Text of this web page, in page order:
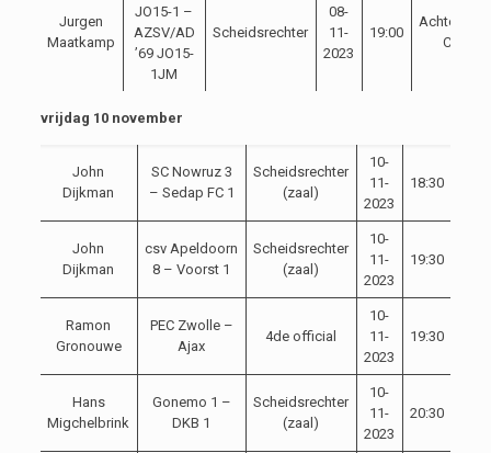
Jurgen
Maatkamp
JO15-1 –
AZSV/AD
’69 JO15-
1JM
Scheidsrechter
08-
11-
2023
19:00
Cup
vrijdag 10 november
John
Dijkman
SC Nowruz 3
– Sedap FC 1
Scheidsrechter
(zaal)
10-
11-
2023
18:30
John
Dijkman
csv Apeldoorn
8 – Voorst 1
Scheidsrechter
(zaal)
10-
11-
2023
19:30
Ramon
Gronouwe
PEC Zwolle –
Ajax
4de official
10-
11-
2023
19:30
Hans
Migchelbrink
Gonemo 1 –
DKB 1
Scheidsrechter
(zaal)
10-
11-
2023
20:30